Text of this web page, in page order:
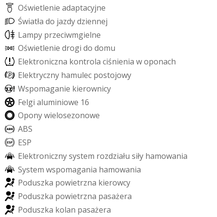
Oświetlenie adaptacyjne
Światła do jazdydziennej
Lampy przeciwmgielne
Oświetlenie drogi do domu
Elektroniczna kontrola ciśnienia woponach
Elektryczny hamulec postojowy
Wspomaganie kierownicy
Felgi aluminiowe 16
Oponywielosezonowe
ABS
ESP
Elektronicznysystem rozdziału siły hamowania
System wspomagania hamowania
Poduszka powietrzna kierowcy
Poduszka powietrzna pasażera
Poduszka kolan pasażera